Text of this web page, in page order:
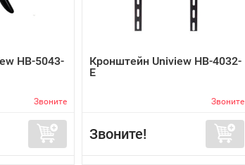
HB-5043-
Звоните
Кронштейн Uniview HB-4032-
E
Звоните
Звоните!